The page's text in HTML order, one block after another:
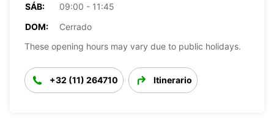
SÁB:
09:00 - 11:45
DOM:
Cerrado
These opening hours may vary due to public holidays.
+32 (11) 264710 Itinerario